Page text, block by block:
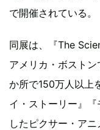
で開催されている。
同展は、『The
アメリカ・ボスト
か所で150万人以上
イ・ストーリー』
したピクサー・ア